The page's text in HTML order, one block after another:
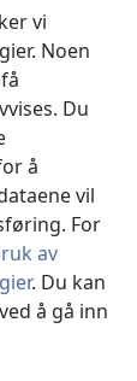
vi
Noen
Du
å
vil
For
av
. Du kan
å gå inn
Pennsylvania.